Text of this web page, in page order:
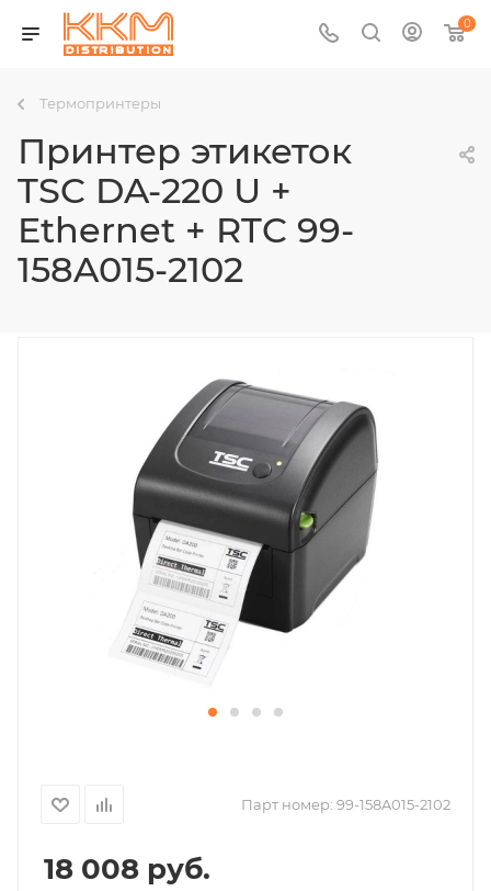
0
Термопринтеры
Принтер этикеток
TSC DA-220 U +
Ethernet + RTC 99-
158A015-2102
Парт номер: 99-158A015-2102
18 008 руб.